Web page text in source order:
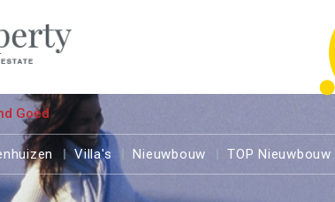
Goed
Villa's Nieuwbouw TOP Nieuwbouw